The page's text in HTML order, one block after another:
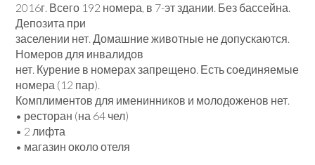
2016г. Всего 192 номера, в 7-эт здании. Без бассейна.
Депозита при
заселении нет. Домашние животные не допускаются.
Номеров для инвалидов
нет. Курение в номерах запрещено. Есть соединяемые
номера (12 пар).
Комплиментов для именинников и молодоженов нет.
• ресторан (на 64 чел)
• 2 лифта
• магазин около отеля